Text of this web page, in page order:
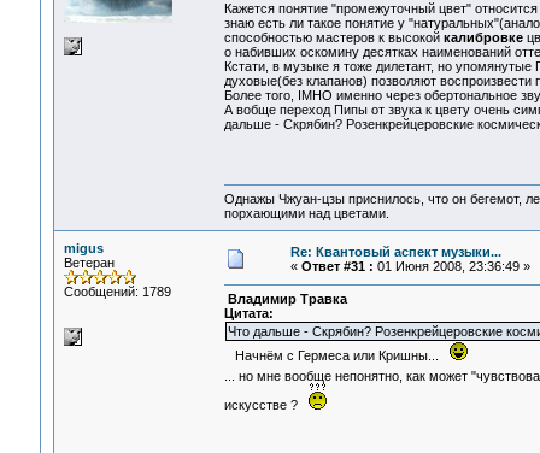
Кажется понятие "промежуточный цвет"
знаю есть ли такое понятие у
способностью мастеров к высокой калибровке
о набивших оскомину десятках наименований
Кстати, в музыке я тоже дилетант, но
духовые(без клапанов) позволяют воспроизвести
Более того, IMHO именно через обертональное
А вобще переход Пипы от звука к цвету очень
дальше - Скрябин? Розенкрейцеровские
Однажы Чжуан-цзы приснилось, что он бегемот,
порхающими над цветами.
migus
Ветеран
Сообщений: 1789
Re: Квантовый аспект музыки...
« Ответ #31 : 01 Июня 2008, 23:36:49 »
Владимир Травка
Цитата:
Что дальше - Скрябин? Розенкрейцеровские
Начнём с Гермеса или Кришны...
... но мне вообще непонятно, как может
искусстве ?